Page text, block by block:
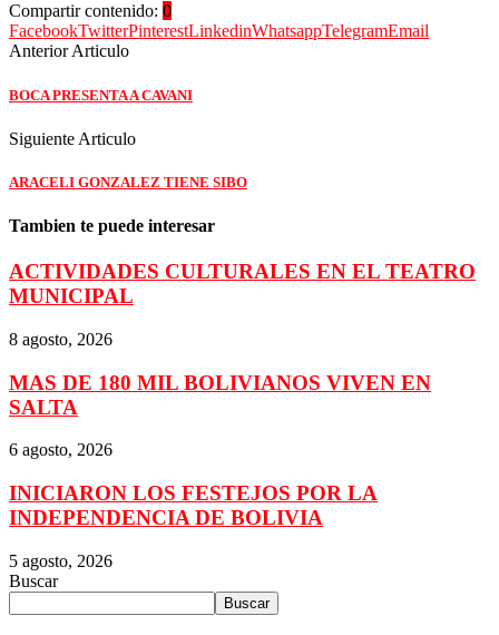
Compartir contenido: 0
FacebookTwitterPinterestLinkedinWhatsappTelegramEmail
Anterior Articulo
BOCA PRESENTA A CAVANI
Siguiente Articulo
ARACELI GONZALEZ TIENE SIBO
Tambien te puede interesar
ACTIVIDADES CULTURALES EN EL TEATRO
MUNICIPAL
8 agosto, 2026
MAS DE 180 MIL BOLIVIANOS VIVEN EN
SALTA
6 agosto, 2026
INICIARON LOS FESTEJOS POR LA
INDEPENDENCIA DE BOLIVIA
5 agosto, 2026
Buscar
Buscar